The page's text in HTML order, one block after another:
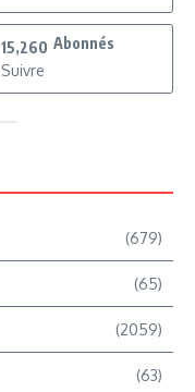
15,260 Abonnés
Suivre
(679)
(65)
(2059)
(63)